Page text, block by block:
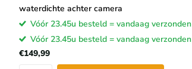
waterdichte achter camera
Vóór 23.45u besteld = vandaag verzonden
Vóór 23.45u besteld = vandaag verzonden
€149,99